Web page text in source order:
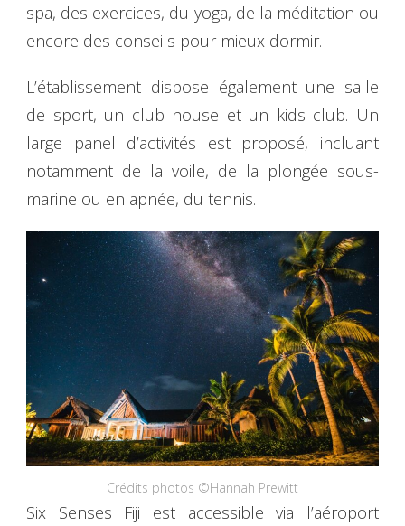
spa, des exercices, du yoga, de la méditation ou
encore des conseils pour mieux dormir.
L’établissement dispose également une salle
de sport, un club house et un kids club. Un
large panel d’activités est proposé, incluant
notamment de la voile, de la plongée sous-
marine ou en apnée, du tennis.
Crédits photos ©Hannah Prewitt
Six Senses Fiji est accessible via l’aéroport